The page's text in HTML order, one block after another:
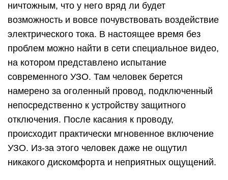
ничтожным, что у него вряд ли будет
возможность и вовсе почувствовать воздействие
электрического тока. В настоящее время без
проблем можно найти в сети специальное видео,
на котором представлено испытание
современного УЗО. Там человек берется
намерено за оголенный провод, подключенный
непосредственно к устройству защитного
отключения. После касания к проводу,
происходит практически мгновенное включение
УЗО. Из-за этого человек даже не ощутил
никакого дискомфорта и неприятных ощущений.